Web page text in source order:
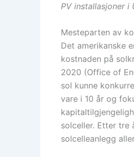
PV installasjoner i
Mesteparten av
Det amerikanske
kostnaden på
2020 (Office of
sol kunne
vare i 10 år og
solceller. Etter tre
solcelleanlegg